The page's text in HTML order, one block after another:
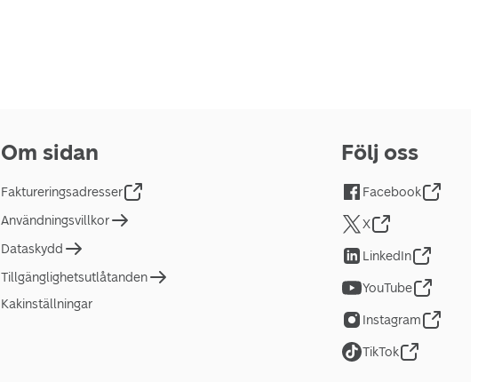
Om sidan
Faktureringsadresser
Användningsvillkor
Dataskydd
Tillgänglighetsutlåtanden
Kakinställningar
Följ oss
Facebook
X
LinkedIn
YouTube
Instagram
TikTok